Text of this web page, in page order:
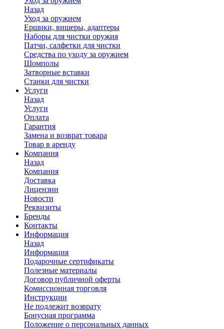
Назад
Уход за оружием
Ершики, вишеры, адаптеры
Наборы для чистки оружия
Патчи, салфетки для чистки
Средства по уходу за оружием
Шомполы
Затворные вставки
Станки для чистки
Услуги
Назад
Услуги
Оплата
Гарантия
Замена и возврат товара
Товар в аренду
Компания
Назад
Компания
Доставка
Лицензии
Новости
Реквизиты
Бренды
Контакты
Информация
Назад
Информация
Подарочные сертификаты
Полезные материалы
Договор публичной оферты
Комиссионная торговля
Инструкции
Не подлежит возврату
Бонусная программа
Положение о персональных данных